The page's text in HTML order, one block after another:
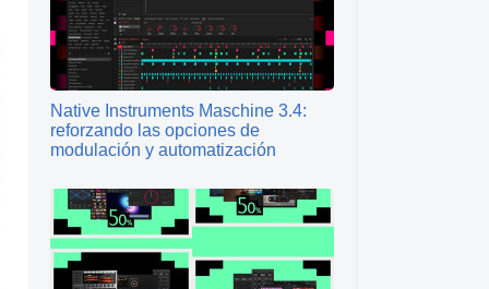
Native Instruments Maschine 3.4:
reforzando las opciones de
modulación y automatización